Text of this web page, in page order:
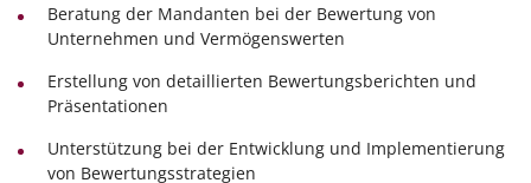
Beratung der Mandanten bei der Bewertung von
Unternehmen und Vermögenswerten
Erstellung von detaillierten Bewertungsberichten und
Präsentationen
Unterstützung bei der Entwicklung und Implementierung
von Bewertungsstrategien